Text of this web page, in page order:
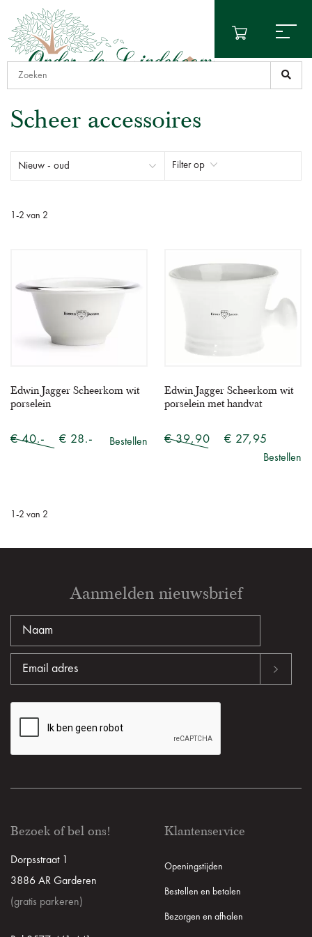
Scheer accessoires
Filter op
-2 van 2
Edwin Jagger Scheerkom wit
porselein
€ 40.- € 28.- Bestellen
Edwin Jagger Scheerkom wit
porselein met handvat
€ 39,90 € 27,95
Bestellen
-2 van 2
Aanmelden nieuwsbrief
Bezoek of bel ons!
Dorpsstraat 1
3886 AR Garderen
(gratis parkeren)
Klantenservice
Openingstijden
Bestellen en betalen
Bezorgen en afhalen